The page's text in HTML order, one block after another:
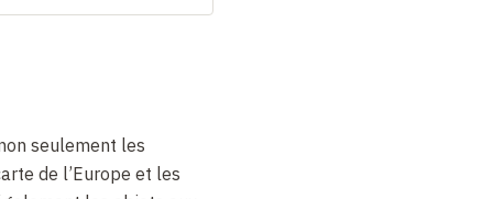
seulement les
de l’Europe et les